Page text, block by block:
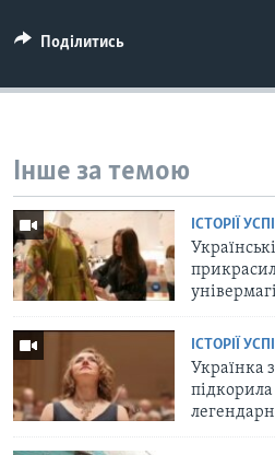
Мови
Поділитись
Інше за темою
ІСТОРІЇ
ІСТОРІЇ
Українка